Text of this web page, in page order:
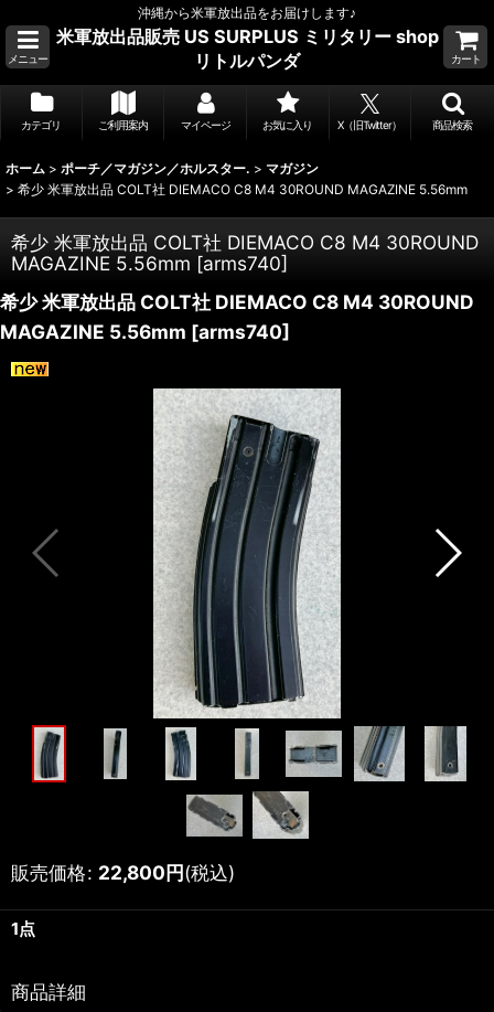
沖縄から米軍放出品をお届けします♪
メニュー
米軍放出品販売 US SURPLUS ミリタリー shop
リトルパンダ
カート
カテゴリ ご利用案内 マイページ お気に入り X（旧Twitter） 商品検索
ホーム > ポーチ／マガジン／ホルスター. > マガジン
> 希少 米軍放出品 COLT社 DIEMACO C8 M4 30ROUND MAGAZINE 5.56mm
希少 米軍放出品 COLT社 DIEMACO C8 M4 30ROUND
MAGAZINE 5.56mm [arms740]
希少 米軍放出品 COLT社 DIEMACO C8 M4 30ROUND
MAGAZINE 5.56mm [arms740]
販売価格: 22,800円(税込)
1点
商品詳細